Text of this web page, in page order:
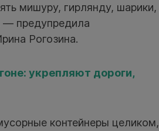
мишуру, гирлянду, шарики,
— предупредила
Рогозина.
укрепляют дороги,
контейнеры целиком,